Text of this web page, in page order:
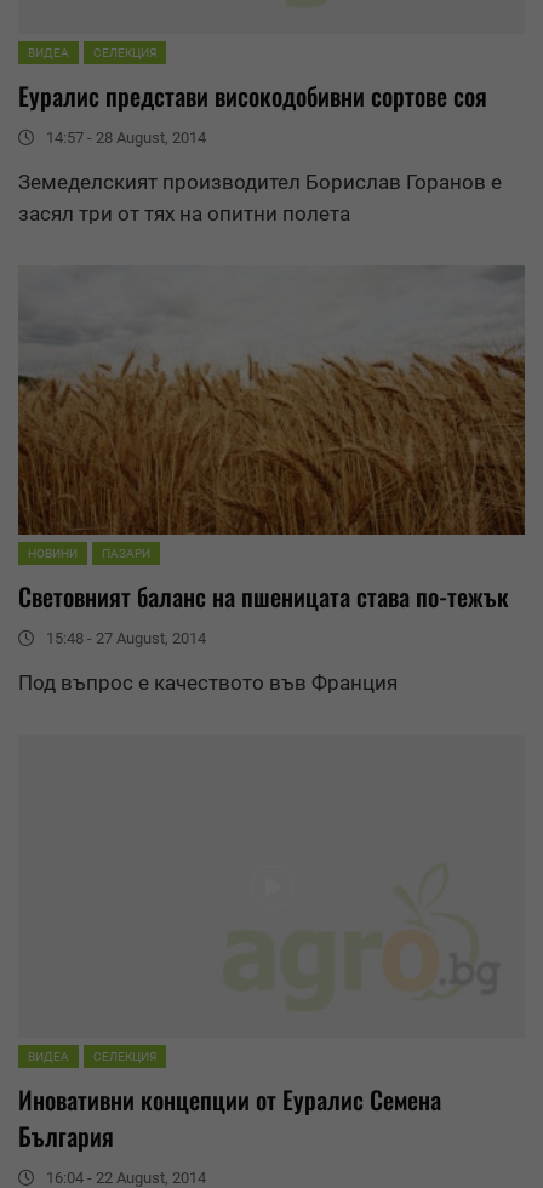
ВИДЕА СЕЛЕКЦИЯ
Еуралис представи високодобивни сортове соя
14:57 - 28 August, 2014
Земеделският производител Борислав Горанов е
засял три от тях на опитни полета
НОВИНИ ПАЗАРИ
Световният баланс на пшеницата става по-тежък
15:48 - 27 August, 2014
Под въпрос е качеството във Франция
ВИДЕА СЕЛЕКЦИЯ
Иновативни концепции от Еуралис Семена
България
16:04 - 22 August, 2014